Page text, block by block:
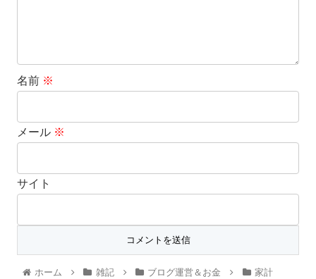
名前 ※
メール ※
サイト
ホーム 雑記 ブログ運営＆お金 家計